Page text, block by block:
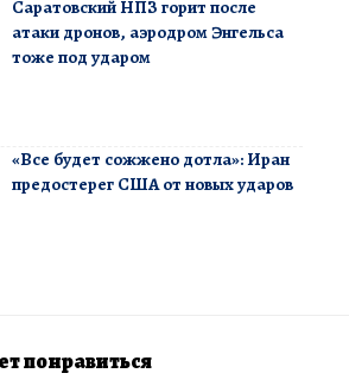
Саратовский НПЗ горит после
атаки дронов, аэродром Энгельса
тоже под ударом
«Все будет сожжено дотла»: Иран
предостерег США от новых ударов
понравиться